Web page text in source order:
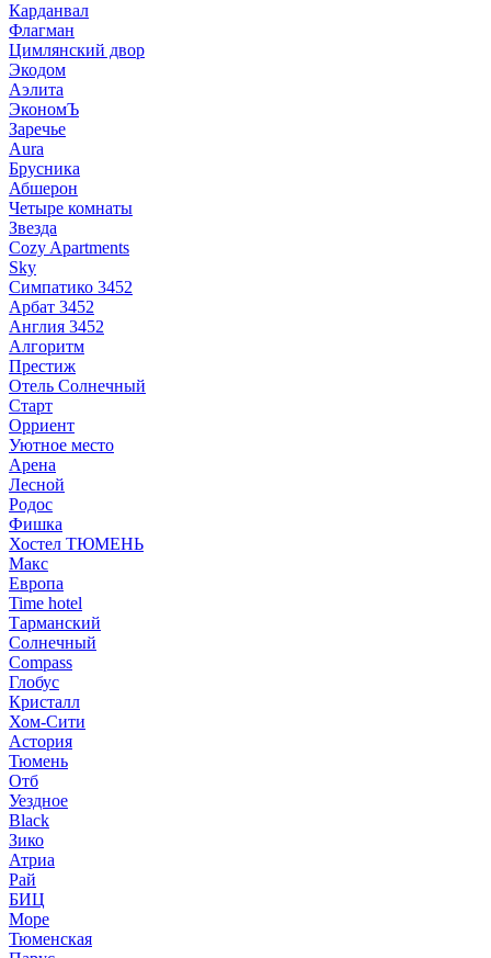
Карданвал
Флагман
Цимлянский двор
Экодом
Аэлита
ЭкономЪ
Заречье
Aura
Брусника
Абшерон
Четыре комнаты
Звезда
Cozy Apartments
Sky
Симпатико 3452
Арбат 3452
Англия 3452
Алгоритм
Престиж
Отель Солнечный
Старт
Орриент
Уютное место
Арена
Лесной
Родос
Фишка
Хостел ТЮМЕНЬ
Макс
Европа
Time hotel
Тарманский
Солнечный
Compass
Глобус
Кристалл
Хом-Сити
Астория
Тюмень
Отб
Уездное
Black
Зико
Атриа
Рай
БИЦ
Море
Тюменская